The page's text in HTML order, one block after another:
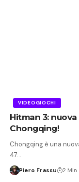
VIDEOGIOCHI
Hitman 3:
Chongqing!
Chongqing è una
47…
Piero Frassu 2 Min